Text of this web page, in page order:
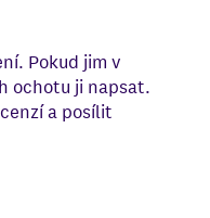
Pokud jim v
ochotu ji napsat.
a posílit